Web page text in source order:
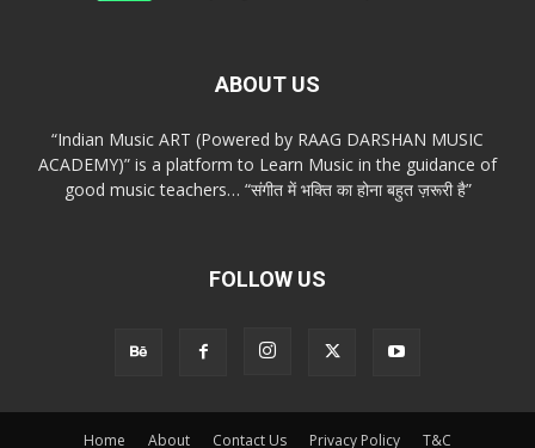
ABOUT US
“Indian Music ART (Powered by RAAG DARSHAN MUSIC
ACADEMY)” is a platform to Learn Music in the guidance of
good music teachers… “संगीत में भक्ति का होना बहुत ज़रूरी है”
FOLLOW US
Home About Contact Us Privacy Policy T&C